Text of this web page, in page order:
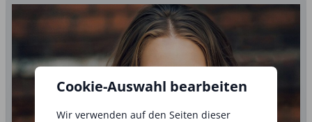
Cookie-Auswahl bearbeiten
Wir verwenden auf den Seiten dieser